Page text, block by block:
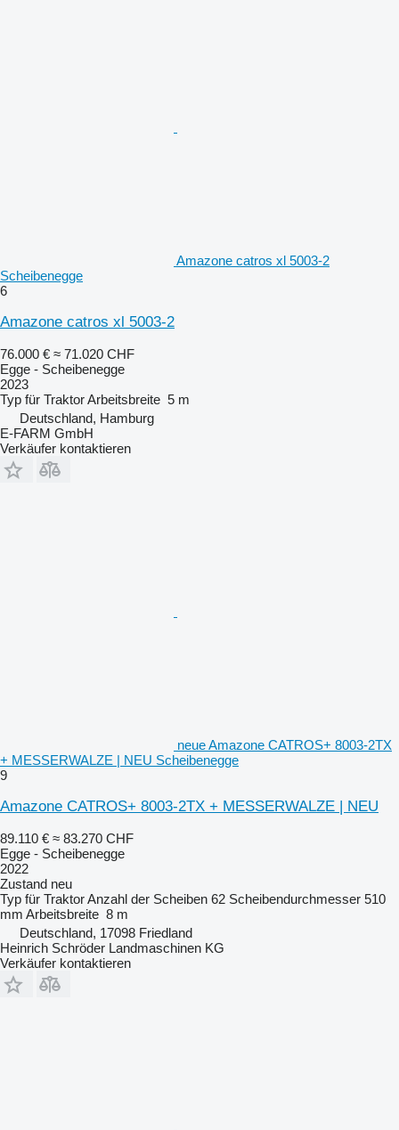
Amazone catros xl 5003-2
Scheibenegge
6
Amazone catros xl 5003-2
76.000 € ≈ 71.020 CHF
Egge - Scheibenegge
2023
Typ für TraktorArbeitsbreite 5 m
Deutschland, Hamburg
E-FARM GmbH
Verkäufer kontaktieren
neue Amazone CATROS+ 8003-2TX
+ MESSERWALZE | NEU Scheibenegge
9
Amazone CATROS+ 8003-2TX + MESSERWALZE | NEU
89.110 € ≈ 83.270 CHF
Egge - Scheibenegge
2022
Zustand neu
Typ für TraktorAnzahl der Scheiben 62 Scheibendurchmesser 510
mm Arbeitsbreite 8 m
Deutschland, 17098 Friedland
Heinrich Schröder Landmaschinen KG
Verkäufer kontaktieren